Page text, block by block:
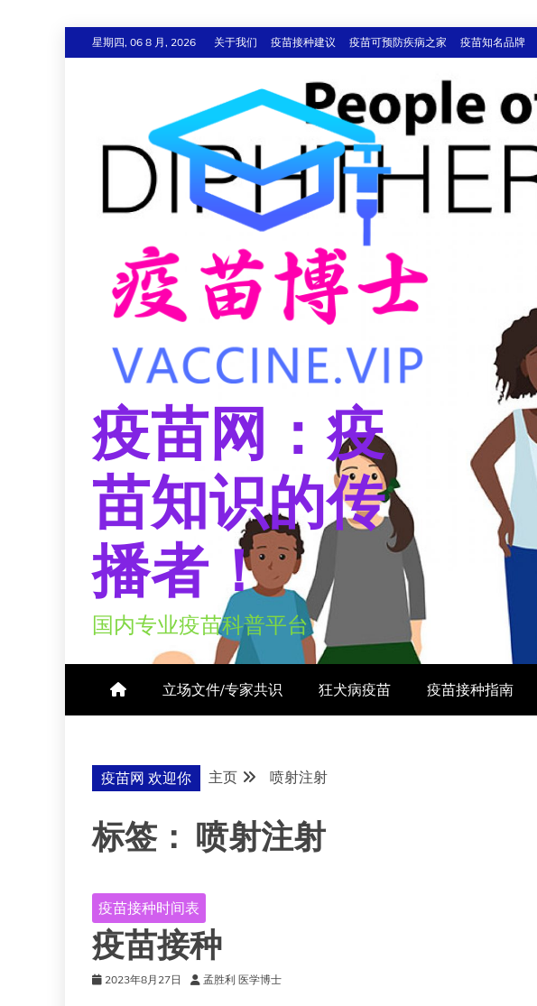
至
星期四, 06 8 月, 2026 关于我们 疫苗接种建议 疫苗可预防疾病之家 疫苗知名品牌
疫苗网：疫
苗知识的传
播者！
国内专业疫苗科普平台
立场文件/专家共识 狂犬病疫苗 疫苗接种指南
疫苗网 欢迎你 主页 喷射注射
标签： 喷射注射
疫苗接种时间表
疫苗接种
2023年8月27日 孟胜利 医学博士